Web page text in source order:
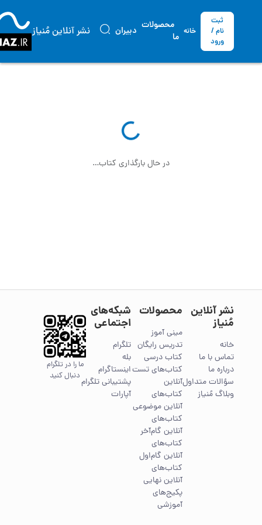
ثبت
نام /
ورود
خانه
محصولات
ما
دبیران نشر آنلاین مُنیاز
در حال بارگذاری کتاب…
نشر آنلاین
مُنیاز
خانه
تماس با ما
درباره ما
سؤالات متداول
وبلاگ مُنیاز
محصولات
مینی آموز
تدریس رایگان
کتاب درسی
کتاب‌های تست
آنلاین
کتاب‌های
آنلاین موضوعی
کتاب‌های
آنلاین گام‌آخر
کتاب‌های
آنلاین گام‌اول
کتاب‌های
آنلاین نهایی
پکیج‌های
آموزشی
شبکه‌های
اجتماعی
تلگرام
بله
اینستاگرام
پشتیبانی تلگرام
آپارات
ما را در تلگرام
دنبال کنید